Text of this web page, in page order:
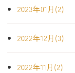
2023年01月(2)
2022年12月(3)
2022年11月(2)